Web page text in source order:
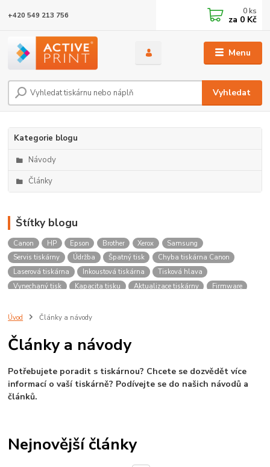
Menu
Vyhledat
+420 549 213 756 0 ks
za 0 Kč
Kategorie blogu
Návody
Články
Štítky blogu
Canon HP Epson Brother Xerox
Samsung
Servis tiskárny
Údržba Špatný tisk
Chyba tiskárna Canon
Laserová tiskárna
Inkoustová tiskárna
Tisková hlava
Vynechaný tisk
Kapacita tisku Aktualizace tiskárny
Firmware
Instalace toneru
Výměna toneru
Kazeta se nenačítá
Závada tisku
Úvod Články a návody
Články a návody
Potřebujete poradit s tiskárnou? Chcete se dozvědět více
informací o vaší tiskárně? Podívejte se do našich návodů a
článků.
Nejnovější články